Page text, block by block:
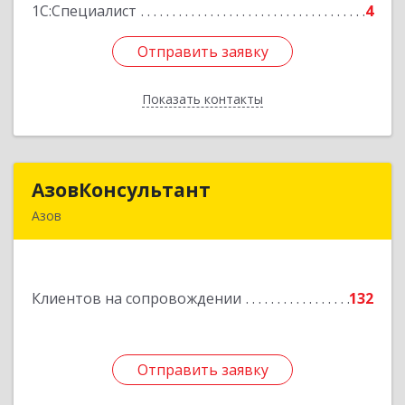
1С:Специалист
4
Отправить заявку
Показать контакты
Отправить заявку
Назад
АзовКонсультант
Азов
Клиентов на сопровождении 132
Отправить заявку
АзовКонсультант
Подробнее
Отправить заявку